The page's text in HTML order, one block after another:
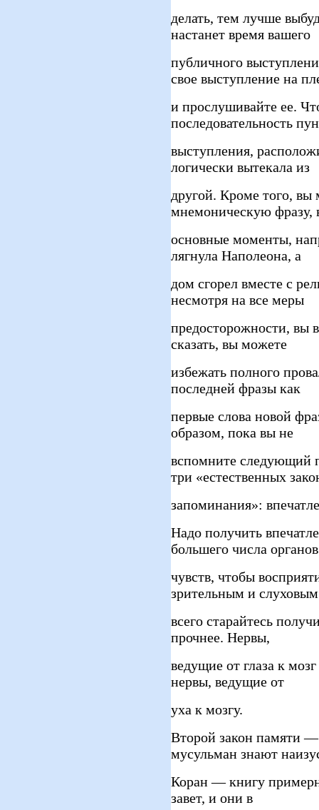
делать, тем лучше
настанет время вашего
публичного
свое выступление на
и прослушивайте ее.
последовательность
выступления,
логически вытекала из
другой. Кроме того, вы
мнемоническую
основные моменты,
лягнула Наполеона, а
дом сгорел вместе с
несмотря на все меры
предосторожности, вы
сказать, вы можете
избежать полного
последней фразы как
первые слова новой
образом, пока вы не
вспомните следующий
три «естественных
запоминания»:
Надо получить
большего числа органов
чувств, чтобы
зрительным и
всего старайтесь
прочнее. Нервы,
ведущие от глаза к
нервы, ведущие от
уха к мозгу.
Второй закон памяти —
мусульман знают
Коран — книгу
завет, и они в